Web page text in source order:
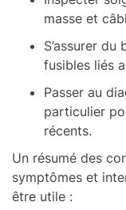
masse et
S’assurer
fusibles liés
Passer au
particulier
récents.
Un résumé des
symptômes et
être utile :